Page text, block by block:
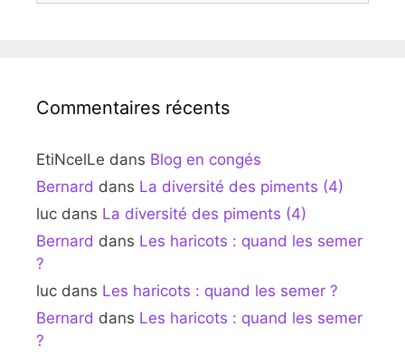
Commentaires récents
EtiNcelLe dans Blog en congés
Bernard dans La diversité des piments (4)
luc dans La diversité des piments (4)
Bernard dans Les haricots : quand les semer
?
luc dans Les haricots : quand les semer ?
Bernard dans Les haricots : quand les semer
?